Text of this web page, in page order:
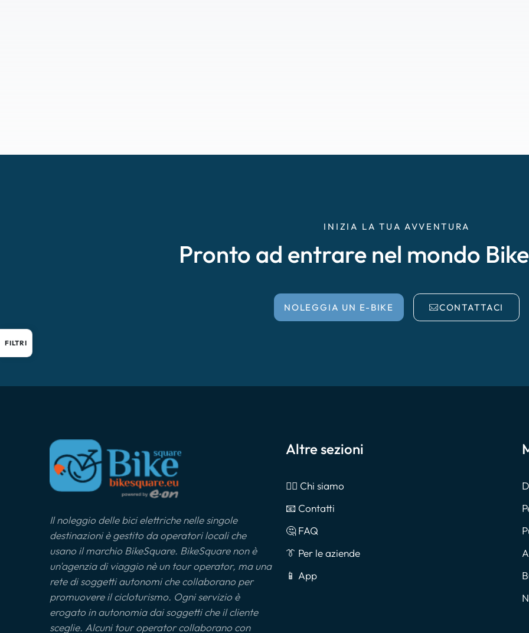
FILTRI
INIZIA LA TUA AVVENTURA
Pronto ad entrare nel mondo
NOLEGGIA UN E-BIKE CONTATTACI
Il noleggio delle bici elettriche nelle singole
destinazioni è gestito da operatori locali che
usano il marchio BikeSquare. BikeSquare non è
un'agenzia di viaggio nè un tour operator, ma una
rete di soggetti autonomi che collaborano per
promuovere il cicloturismo. Ogni servizio è
erogato in autonomia dai soggetti che il cliente
sceglie. Alcuni tour operator collaborano con
Altre sezioni
🙎‍♂️ Chi siamo
📧 Contatti
🤔 FAQ
👔 Per le aziende
📱 App